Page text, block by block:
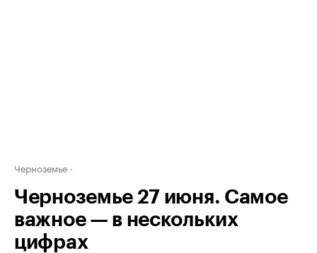
Черноземье
Черноземье 27 июня. Самое
важное — в нескольких
цифрах